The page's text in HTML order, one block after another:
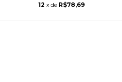
12 x de R$78,69